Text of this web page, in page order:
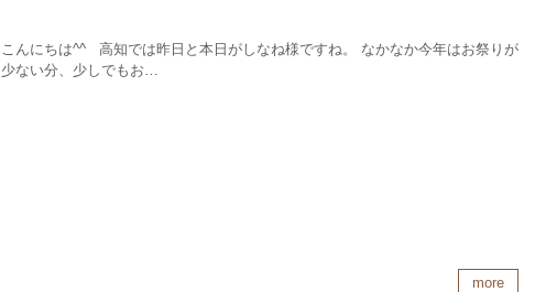
こんにちは^^ 高知では昨日と本日がしなね様ですね。 なかなか今年はお祭りが
少ない分、少しでもお…
more